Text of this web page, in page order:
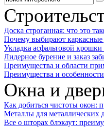
Доска строганная: что это
Почему выбирают каркасные
Укладка асфальтовой
Лидерное бурение и заказ
Преимущества и области
Преимущества и
Окна и
Как добиться чистоты окон:
Металлы для металлических
Все о шторах блэкаут: